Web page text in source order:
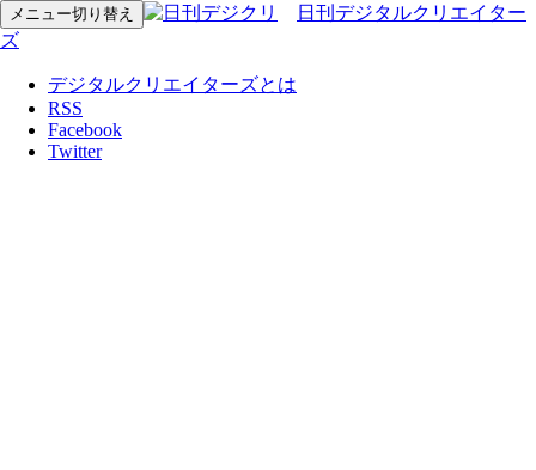
メニュー切り替え
日刊デジタルクリエイター
ズ
デジタルクリエイターズとは
RSS
Facebook
Twitter